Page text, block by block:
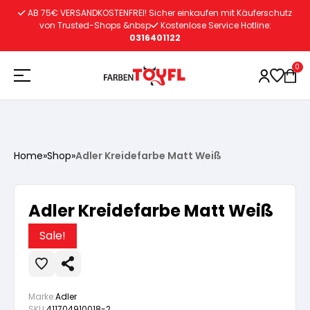
Vorbereitung
Wasserlösliche Grundierung
Lacke
Vorbereitung
Autoreparatur
Vorbereitung
Innenfarben
AB 75€ VERSANDKOSTENFREI! Sicher einkaufen mit Käuferschutz
von Trusted-Shops &nbsp
Kostenlose Service Hotline:
0316401122
0
Home»Shop»Adler Kreidefarbe Matt Weiß
Adler Kreidefarbe Matt Weiß
Sale!
Marke:Adler